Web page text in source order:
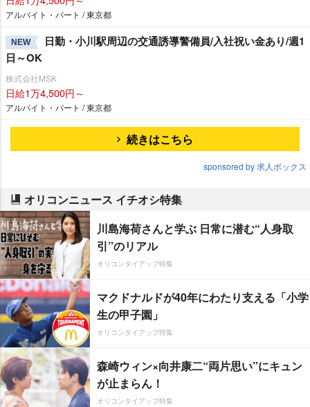
アルバイト・パート / 東京都
NEW
日勤・小川駅周辺の交通誘導警備員/入社祝い金あり/週1
日～OK
株式会社MSK
日給1万4,500円～
アルバイト・パート / 東京都
続きはこちら
sponsored by 求人ボックス
オリコンニュース イチオシ特集
川島海荷さんと学ぶ 日常に潜む“人身取
引”のリアル
オリコンタイアップ特集
マクドナルドが40年にわたり支える「小学
生の甲子園」
オリコンタイアップ特集
森崎ウィン×向井康二“両片思い”にキュン
が止まらん！
オリコンタイアップ特集